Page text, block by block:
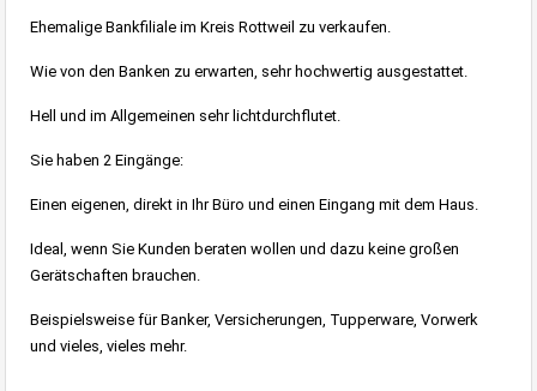
Ehemalige Bankfiliale im Kreis Rottweil zu verkaufen.
Wie von den Banken zu erwarten, sehr hochwertig ausgestattet.
Hell und im Allgemeinen sehr lichtdurchflutet.
Sie haben 2 Eingänge:
Einen eigenen, direkt in Ihr Büro und einen Eingang mit dem Haus.
Ideal, wenn Sie Kunden beraten wollen und dazu keine großen
Gerätschaften brauchen.
Beispielsweise für Banker, Versicherungen, Tupperware, Vorwerk
und vieles, vieles mehr.